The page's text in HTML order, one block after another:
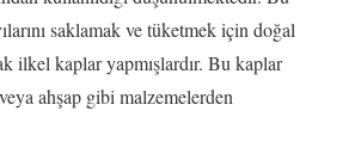
saklamak ve tüketmek için doğal
ilkel kaplar yapmışlardır. Bu kaplar
ahşap gibi malzemelerden